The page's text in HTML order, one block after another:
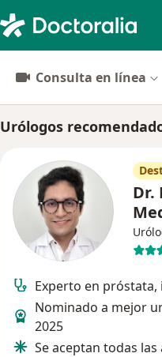
Consulta en línea
Urólogos
Dr.
Experto en
Nominado a mejor
2025
Se aceptan todas